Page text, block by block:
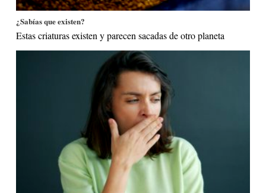
¿Sabías que existen?
Estas criaturas existen y parecen sacadas de otro planeta